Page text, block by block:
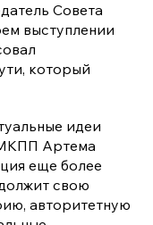
Совета
выступлении
который
идеи
Артема
еще более
свою
авторитетную